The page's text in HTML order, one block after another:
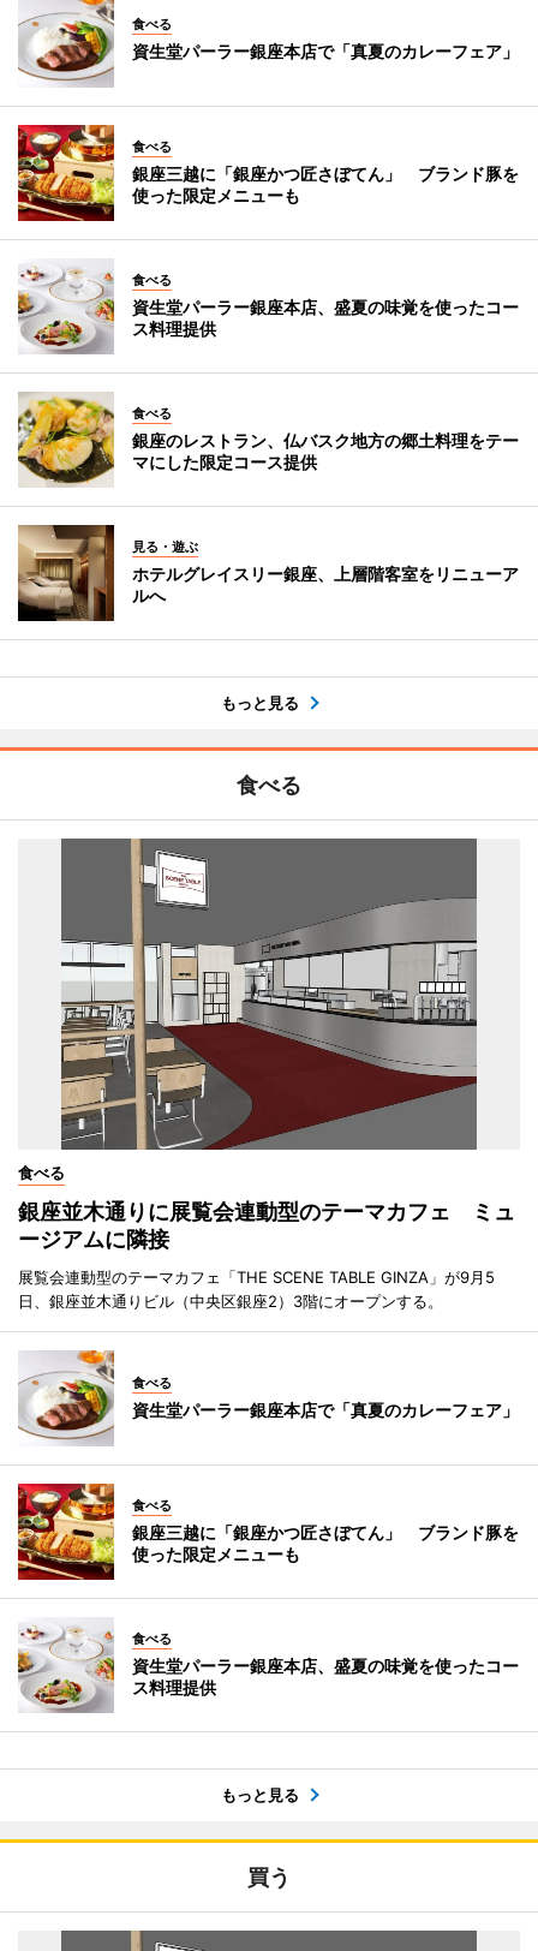
食べる
資生堂パーラー銀座本店で「真夏のカレーフェア」
食べる
銀座三越に「銀座かつ匠さぼてん」 ブランド豚を
使った限定メニューも
食べる
資生堂パーラー銀座本店、盛夏の味覚を使ったコー
ス料理提供
食べる
銀座のレストラン、仏バスク地方の郷土料理をテー
マにした限定コース提供
見る・遊ぶ
ホテルグレイスリー銀座、上層階客室をリニューア
ルへ
もっと見る
食べる
食べる
銀座並木通りに展覧会連動型のテーマカフェ ミュ
ージアムに隣接
展覧会連動型のテーマカフェ「THE SCENE TABLE GINZA」が9月5
日、銀座並木通りビル（中央区銀座2）3階にオープンする。
食べる
資生堂パーラー銀座本店で「真夏のカレーフェア」
食べる
銀座三越に「銀座かつ匠さぼてん」 ブランド豚を
使った限定メニューも
食べる
資生堂パーラー銀座本店、盛夏の味覚を使ったコー
ス料理提供
もっと見る
買う